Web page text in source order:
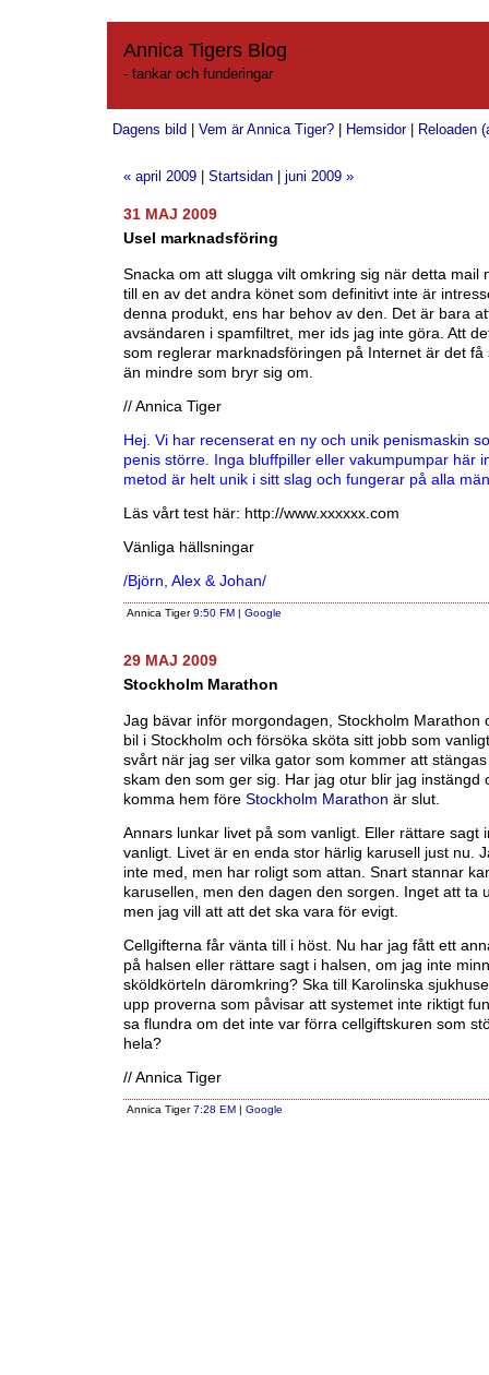
Annica Tigers Blog
- tankar och funderingar
Dagens bild Vem är Annica Tiger? Hemsidor| Reloaden
« april 2009 Startsidan juni 2009 »
31 MAJ 2009
Usel marknadsföring
Snacka om att slugga vilt omkring sig när detta mail
till en av det andra könet som definitivt inte är
denna produkt, ens har behov av den. Det är bara
avsändaren i spamfiltret, mer ids jag inte göra. Att
som reglerar marknadsföringen på Internet är det få
än mindre som bryr sig om.
// Annica Tiger
Hej. Vi har recenserat en ny och unik penismaskin
penis större. Inga bluffpiller eller vakumpumpar här
metod är helt unik i sitt slag och fungerar på alla
Läs vårt test här: http://www.xxxxxx.com
Vänliga hällsningar
/Björn, Alex & Johan/
Annica Tiger9:50 FM | Google
29 MAJ 2009
Stockholm Marathon
Jag bävar inför morgondagen, Stockholm Marathon
bil i Stockholm och försöka sköta sitt jobb som
svårt när jag ser vilka gator som kommer att
skam den som ger sig. Har jag otur blir jag instängd
komma hem före Stockholm Marathon är slut.
Annars lunkar livet på som vanligt. Eller rättare sagt
vanligt. Livet är en enda stor härlig karusell just nu.
inte med, men har roligt som attan. Snart stannar
karusellen, men den dagen den sorgen. Inget att ta
men jag vill att att det ska vara för evigt.
Cellgifterna får vänta till i höst. Nu har jag fått ett
på halsen eller rättare sagt i halsen, om jag inte
sköldkörteln däromkring? Ska till Karolinska
upp proverna som påvisar att systemet inte riktigt
sa flundra om det inte var förra cellgiftskuren som
hela?
// Annica Tiger
Annica Tiger7:28 EM | Google